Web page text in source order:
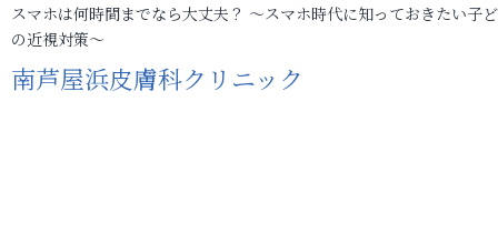
スマホは何時間までなら大丈夫？ ～スマホ時代に知っておきたい子
の近視対策～
南芦屋浜皮膚科クリニック